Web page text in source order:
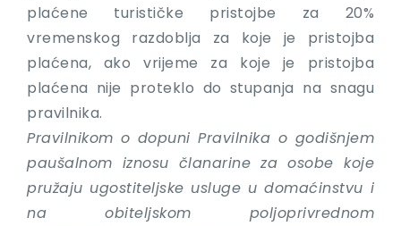
plaćene turističke pristojbe za 20%
vremenskog razdoblja za koje je pristojba
plaćena, ako vrijeme za koje je pristojba
plaćena nije proteklo do stupanja na snagu
pravilnika.
Pravilnikom o dopuni Pravilnika o godišnjem
paušalnom iznosu članarine za osobe koje
pružaju ugostiteljske usluge u domaćinstvu i
na obiteljskom poljoprivrednom